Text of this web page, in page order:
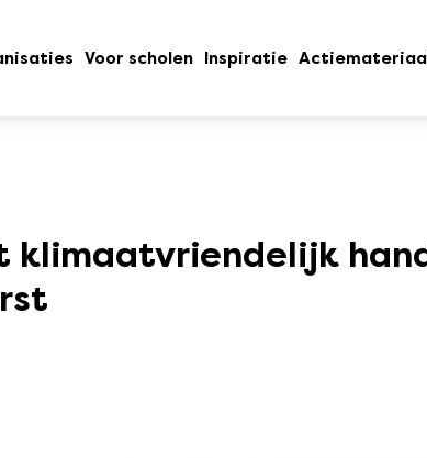
Voor scholen Inspiratie
klimaatvriendelijk